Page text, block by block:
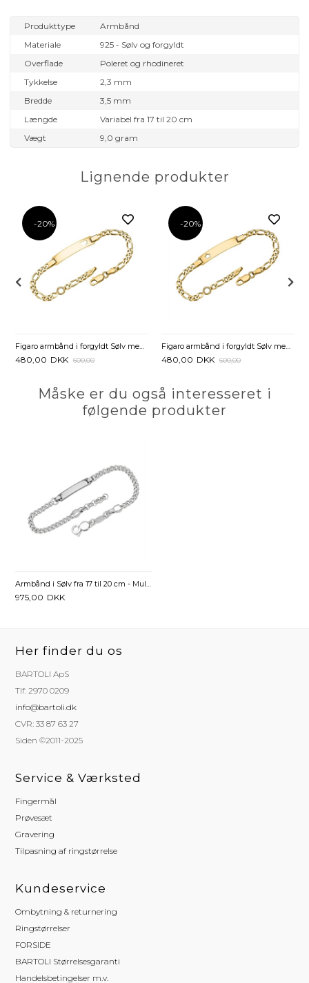
Produkttype
Armbånd
Materiale
925 - Sølv og forgyldt
Overflade
Poleret og rhodineret
Tykkelse
2,3 mm
Bredde
3,5 mm
Længde
Variabel fra 17 til 20 cm
Vægt
9,0 gram
Lignende produkter
-20%
Figaro armbånd i forgyldt Sølv med Hjerte 16 eller 19 cm - Mulighed for gravering
480,00 DKK 600,00
-20%
Figaro armbånd i forgyldt Sølv med Stjerne 16 eller 19 cm - Mulighed for gravering
480,00 DKK 600,00
Måske er du også interesseret i
følgende produkter
975,00 DKK
Her finder du os
BARTOLI ApS
Tlf: 2970 0209
info@bartoli.dk
CVR: 33 87 63 27
Siden ©2011-2025
Service & Værksted
Fingermål
Prøvesæt
Gravering
Tilpasning af ringstørrelse
Kundeservice
Ombytning & returnering
Ringstørrelser
FORSIDE
BARTOLI Størrelsesgaranti
Handelsbetingelser m.v.